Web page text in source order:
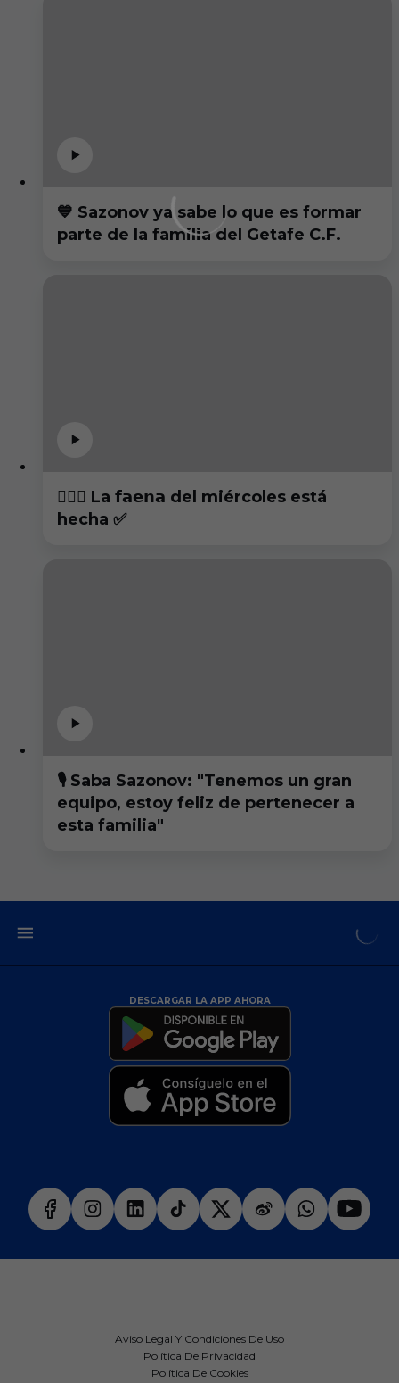
💙 Sazonov ya sabe lo que es formar
parte de la familia del Getafe C.F.
🏋🏻‍♂️ La 𝗳𝗮𝗲𝗻𝗮 del miércoles está
hecha ✅
🎙️ Saba Sazonov: "Tenemos un gran
equipo, estoy feliz de pertenecer a
esta familia"
DESCARGAR LA APP AHORA
Aviso Legal Y Condiciones De Uso
Política De Privacidad
Política De Cookies